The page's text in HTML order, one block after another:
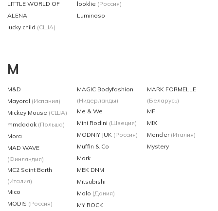
LITTLE WORLD OF
ALENA
lucky child (США)
looklie (Россия)
Luminoso
M
M&D
Mayoral (Испания)
Mickey Mouse (США)
mmdadak (Польша)
Mora
MAD WAVE
(Финляндия)
MC2 Saint Barth
(Италия)
Mico
MODIS (Россия)
MAGIC Bodyfashion
(Нидерланды)
Me & We
Mini Rodini (Швеция)
MODNIY JUK (Россия)
Muffin & Co
Mark
MEK DNM
Mitsubishi
Molo (Дания)
MY ROCK
MARK FORMELLE
(Беларусь)
MF
MIX
Moncler (Италия)
Mystery